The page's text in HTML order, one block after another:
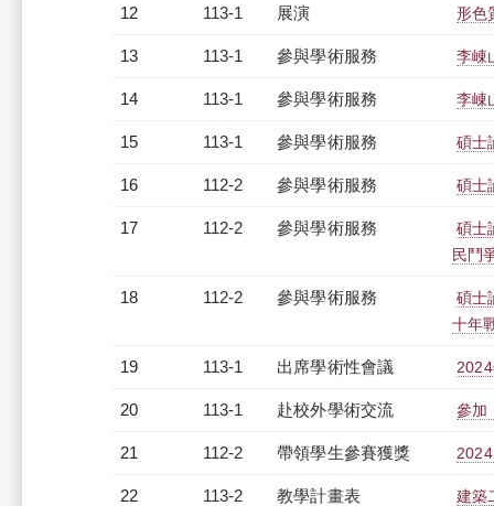
12 113-1 展演 形色
13 113-1 參與學術服務 李崠
14 113-1 參與學術服務 李崠
15 113-1 參與學術服務 碩士
16 112-2 參與學術服務 碩士
17 112-2 參與學術服務
碩士
民鬥
18 112-2 參與學術服務
碩士
十年
19 113-1 出席學術性會議
20 113-1 赴校外學術交流 參加
21 112-2 帶領學生參賽獲獎
22 113-2 教學計畫表 建築